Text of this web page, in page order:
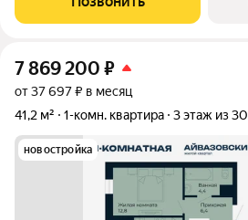
ориентирован на жителей, которые
7 869 200 ₽
от 37 697 ₽ в месяц
41,2 м²
1-комн. квартира 3 этаж из 30
новостройка